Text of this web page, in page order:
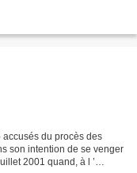
du procès des
son intention de se venger
2001 quand, à l ’